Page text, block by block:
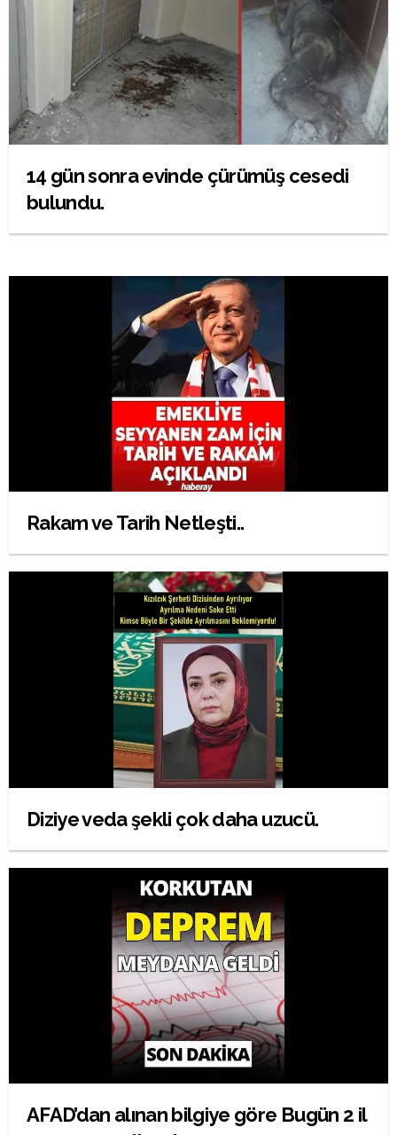
14 gün sonra evinde çürümüş cesedi
bulundu.
Rakam ve Tarih Netleşti..
Diziye veda şekli çok daha uzucü.
AFAD’dan alınan bilgiye göre Bugün 2 il